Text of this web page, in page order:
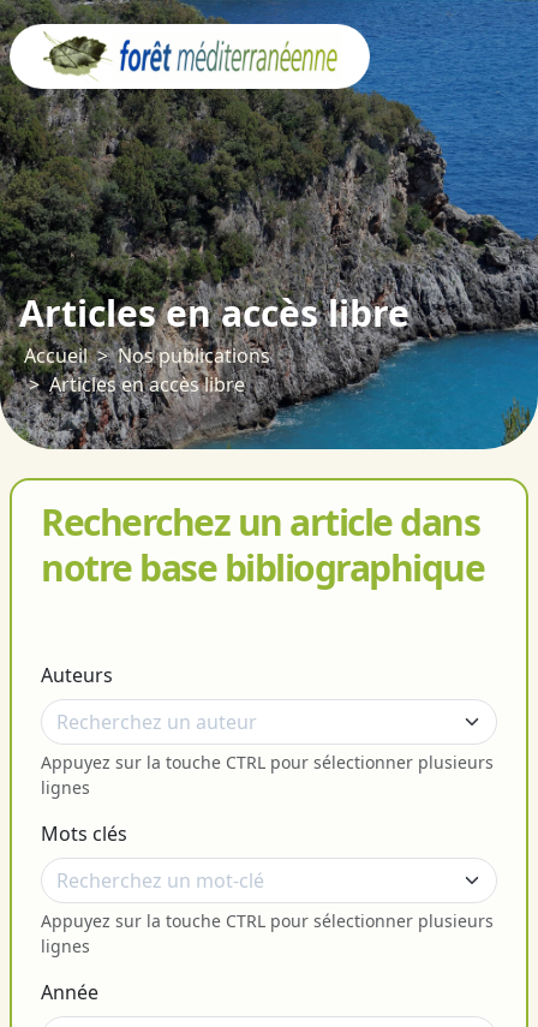
Articles en accès libre
Accueil
Nos publications
Articles en accès libre
Recherchez un article dans
notre base bibliographique
Auteurs
Appuyez sur la touche CTRL pour sélectionner plusieurs
lignes
Mots clés
Appuyez sur la touche CTRL pour sélectionner plusieurs
lignes
Année
Panneau de gestion des cookies